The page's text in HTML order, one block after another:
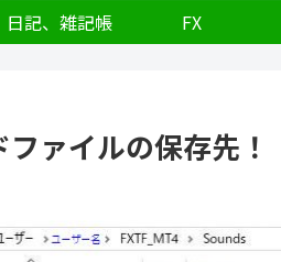
日記、雑記帳 FX
ァイルの保存先！